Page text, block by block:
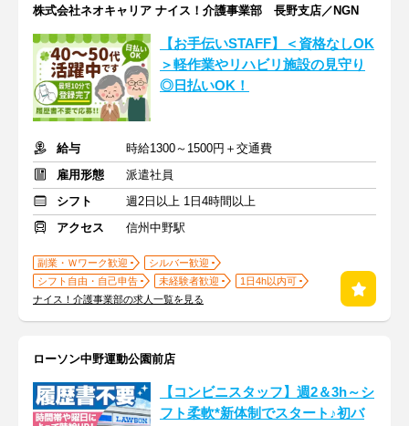
株式会社ネオキャリア ナイス！介護事業部 長野支店／NGN
【お手伝いSTAFF】＜資格なしOK
＞軽作業やリハビリ施設の見守り
◎日払いOK！
給与
時給1300～1500円＋交通費
雇用形態
派遣社員
シフト
週2日以上 1日4時間以上
アクセス
信州中野駅
副業・Ｗワーク歓迎
シルバー歓迎
シフト自由・自己申告
未経験者歓迎
1日4h以内可
ナイス！介護事業部の求人一覧を見る
ローソン中野運動公園前店
【コンビニスタッフ】週2＆3h～シ
フト柔軟*新体制でスタート♪初バ